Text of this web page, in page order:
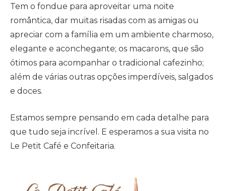
Tem o fondue para aproveitar uma noite
romântica, dar muitas risadas com as amigas ou
apreciar com a família em um ambiente charmoso,
elegante e aconchegante; os macarons, que são
ótimos para acompanhar o tradicional cafezinho;
além de várias outras opções imperdíveis, salgados
e doces.
Estamos sempre pensando em cada detalhe para
que tudo seja incrível. E esperamos a sua visita no
Le Petit Café e Confeitaria.